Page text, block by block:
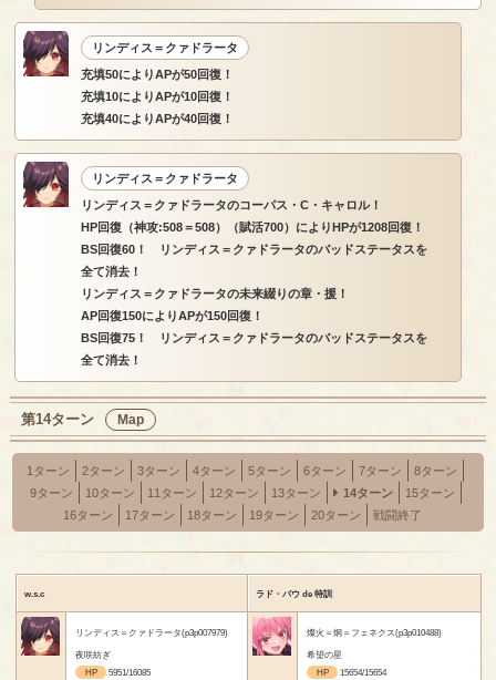
リンディス＝クァドラータ
充填50によりAPが50回復！
充填10によりAPが10回復！
充填40によりAPが40回復！
リンディス＝クァドラータ
リンディス＝クァドラータのコーパス・C・キャロル！
HP回復（神攻:508＝508）（賦活700）によりHPが1208回復！
BS回復60！ リンディス＝クァドラータのバッドステータスを
全て消去！
リンディス＝クァドラータの未来綴りの章・援！
AP回復150によりAPが150回復！
BS回復75！ リンディス＝クァドラータのバッドステータスを
全て消去！
第14ターン Map
1ターン 2ターン 3ターン 4ターン 5ターン 6ターン 7ターン
8ターン
9ターン
10ターン 11ターン 12ターン 13ターン 14ターン
15ターン
16ターン
17ターン 18ターン 19ターン 20ターン 戦闘終了
w.s.c ラド・バウ de 特訓
リンディス＝クァドラータ(p3p007979)
夜咲紡ぎ
HP
5951/16085
燦火＝炯＝フェネクス(p3p010488)
希望の星
HP
15654/15654